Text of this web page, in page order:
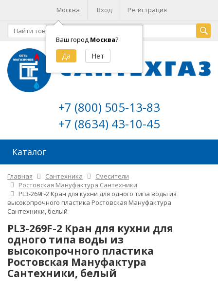
Москва
Ваш город Москва?
Вход Регистрация
+7 (800) 505-13-83
+7 (8634) 43-10-45
Каталог
Главная Сантехника
Смесители
Ростовская Мануфактура Сантехники
PL3-269F-2 Кран для кухни для одного типа воды из
высокопрочного пластика Ростовская Мануфактура
Сантехники, белый
PL3-269F-2 Кран для кухни для
одного типа воды из
высокопрочного пластика
Ростовская Мануфактура
Сантехники, белый